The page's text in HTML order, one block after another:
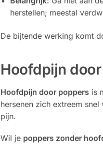
herstellen; meestal
De bijtende werking komt
Hoofdpijn
Hoofdpijn door poppers is
hersenen zich extreem
pijn.
Wil je poppers zonder